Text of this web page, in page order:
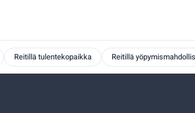
Reitillä tulentekopaikka Reitillä